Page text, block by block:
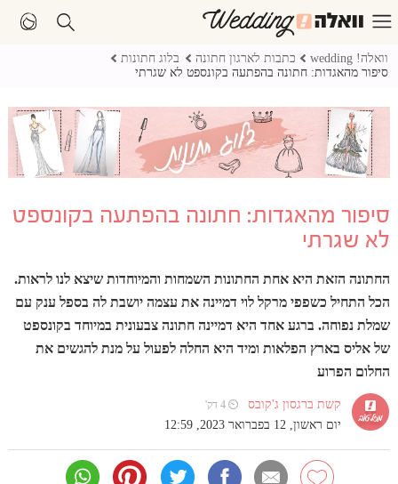
וואלה! wedding כתבות לארגון חתונה
בלוג חתונות
סיפור מהאגדות: חתונה בהפתעה בקונספט לא שגרתי
סיפור מהאגדות: חתונה בהפתעה בקונספט
לא שגרתי
החתונה הזאת היא אחת החתונות השמחות והמיוחדות שיצא לנו לראות.
הכל התחיל כשפפי מרקל לוי דמיינה את עצמה יושבת לה בספל ענק עם
שמלת נפוחה. ברגע אחד היא דמיינה חתונה צבעונית במיוחד בקונספט
של אליס בארץ הפלאות ומיד היא החלה לפעול על מנת להגשים את
החלום הפרוע
קשת ברגסון ג'קובס ⏲ 4 דק'
יום ראשון, 12 בפברואר 2023, 12:59